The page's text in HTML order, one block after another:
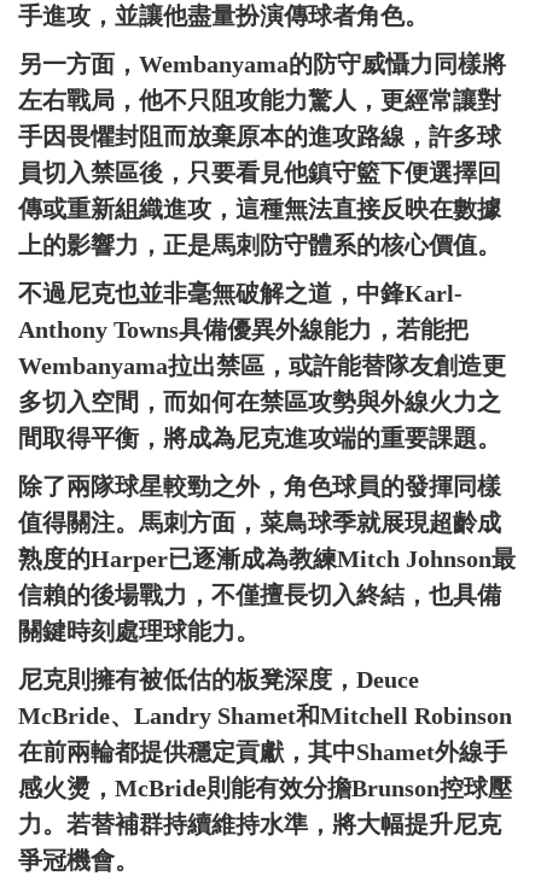
手進攻，並讓他盡量扮演傳球者角色。
另一方面，Wembanyama的防守威懾力同樣將
左右戰局，他不只阻攻能力驚人，更經常讓對
手因畏懼封阻而放棄原本的進攻路線，許多球
員切入禁區後，只要看見他鎮守籃下便選擇回
傳或重新組織進攻，這種無法直接反映在數據
上的影響力，正是馬刺防守體系的核心價值。
不過尼克也並非毫無破解之道，中鋒Karl-
Anthony Towns具備優異外線能力，若能把
Wembanyama拉出禁區，或許能替隊友創造更
多切入空間，而如何在禁區攻勢與外線火力之
間取得平衡，將成為尼克進攻端的重要課題。
除了兩隊球星較勁之外，角色球員的發揮同樣
值得關注。馬刺方面，菜鳥球季就展現超齡成
熟度的Harper已逐漸成為教練Mitch Johnson最
信賴的後場戰力，不僅擅長切入終結，也具備
關鍵時刻處理球能力。
尼克則擁有被低估的板凳深度，Deuce
McBride、Landry Shamet和Mitchell Robinson
在前兩輪都提供穩定貢獻，其中Shamet外線手
感火燙，McBride則能有效分擔Brunson控球壓
力。若替補群持續維持水準，將大幅提升尼克
爭冠機會。